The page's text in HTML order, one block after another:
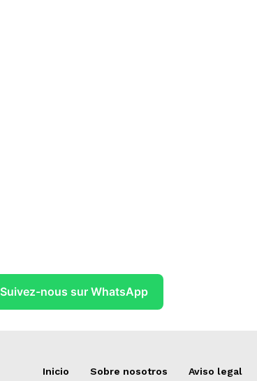
Suivez-nous sur WhatsApp
Inicio Sobre nosotros Aviso legal